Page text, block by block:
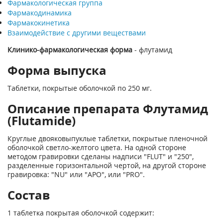
Фармакологическая группа
Фармакодинамика
Фармакокинетика
Взаимодействие с другими веществами
Клинико-фармакологическая форма - флутамид
Форма выпуска
Таблетки, покрытые оболочкой по 250 мг.
Описание препарата Флутамид
(Flutamide)
Круглые двояковыпуклые таблетки, покрытые пленочной
оболочкой свет­ло-желтого цвета. На одной стороне
методом гравировки сделаны надписи "FLUT" и "250",
разделенные гори­зонтальной чертой, на другой стороне
гравировка: "NU" или "АРО", или "PRO".
Состав
1 таблетка покрытая оболочкой содержит: